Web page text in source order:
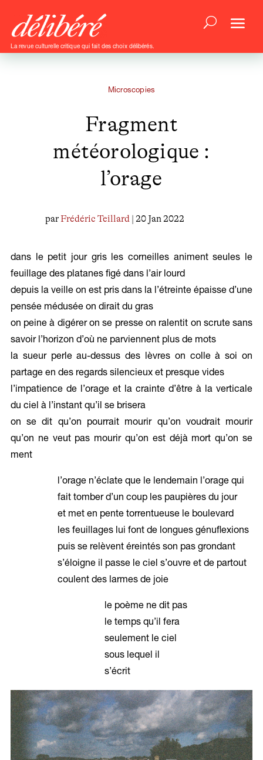
La revue culturelle critique qui fait des choix délibérés.
Microscopies
Fragment
météorologique :
l’orage
parFrédéric Teillard | 20 Jan 2022
dans le petit jour gris les corneilles animent seules le
feuillage des platanes figé dans l’air lourd
depuis la veille on est pris dans la l’étreinte épaisse d’une
pensée médusée on dirait du gras
on peine à digérer on se presse on ralentit on scrute sans
savoir l’horizon d’où ne parviennent plus de mots
la sueur perle au-dessus des lèvres on colle à soi on
partage en des regards silencieux et presque vides
l’impatience de l’orage et la crainte d’être à la verticale
du ciel à l’instant qu’il se brisera
on se dit qu’on pourrait mourir qu’on voudrait mourir
qu’on ne veut pas mourir qu’on est déjà mort qu’on se
ment
l’orage n’éclate que le lendemain l’orage qui
fait tomber d’un coup les paupières du jour
et met en pente torrentueuse le boulevard
les feuillages lui font de longues génuflexions
puis se relèvent éreintés son pas grondant
s’éloigne il passe le ciel s’ouvre et de partout
coulent des larmes de joie
le poème ne dit pas
le temps qu’il fera
seulement le ciel
sous lequel il
s’écrit